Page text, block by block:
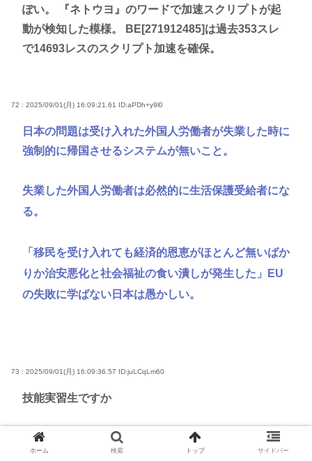
ぽい。 『ネトウヨ』のワードで加速スクリプトが起
動が検知した模様。 BE[271912485]は過去353スレ
で14693レスのスクリプト加速を確保。
72 : 2025/09/01(月) 16:09:21.61 ID:aPDh+y9l0
日本の問題は受け入れた外国人労働者が失業した時に
強制的に帰国させるシステムが無いこと。
失業した外国人労働者は必然的に生活保護受給者にな
る。
「移民を受け入れても経済的恩恵がほとんど無いばか
りか治安悪化と社会福祉の食い潰しが発生した」EU
の失敗に学ばない日本は愚かしい。
73 : 2025/09/01(月) 16:09:36.57 ID:juLCqLm60
技能実習生ですか
74 : 2025/09/01(月) 16:09:41.92ID:HZvUQ1j+0
ホーム 検索 トップ サイドバー